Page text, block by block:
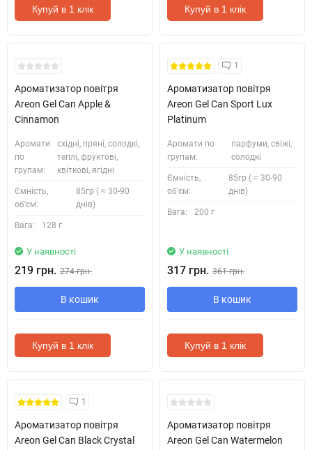
Купуй в 1 клік Купуй в 1 клік
Ароматизатор повітря
Areon Gel Can Apple &
Cinnamon
Аромати
по
групам:
східні, пряні, солодкі,
теплі, фруктові,
квіткові, ягідні
Ємність,
об'єм:
85гр ( ≈ 30-90
днів)
Вага: 128 г
У наявності
219 грн. 274 грн.
В кошик
Купуй в 1 клік
1
Ароматизатор повітря
Areon Gel Can Sport Lux
Platinum
Аромати по
групам:
парфуми, свіжі,
солодкі
Ємність,
об'єм:
85гр ( ≈ 30-90
днів)
Вага: 200 г
У наявності
317 грн. 361 грн.
В кошик
Купуй в 1 клік
1
Ароматизатор повітря
Areon Gel Can Black Crystal
Ароматизатор повітря
Areon Gel Can Watermelon